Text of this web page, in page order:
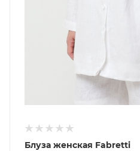
Блуза женская Fabretti